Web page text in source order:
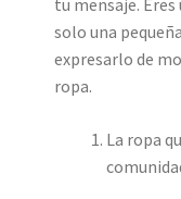
tu mensaje.
solo una
expresarlo de
ropa.
La ropa